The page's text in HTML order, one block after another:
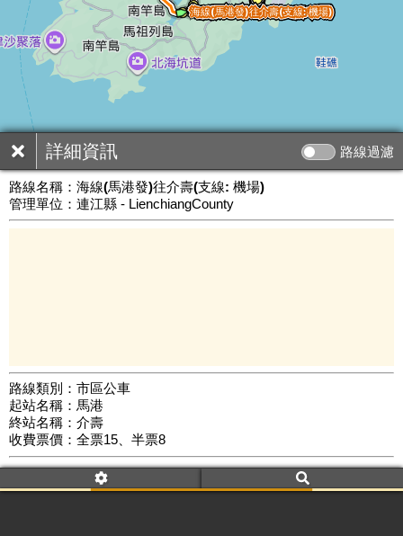
詳細資訊 路線過濾
路線名稱： 海線(馬港發)往介壽(支線: 機場)
管理單位：連江縣 - LienchiangCounty
路線類別：市區公車
起站名稱：馬港
終站名稱：介壽
收費票價：全票15、半票8
附屬名稱：海線(馬港發)往介壽(支線: 機場)
去返程：返程
公車數量: 累計7760、上線6732